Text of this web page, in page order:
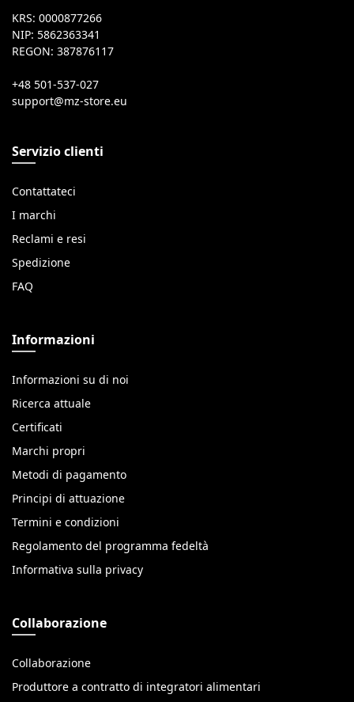
KRS: 0000877266
NIP: 5862363341
REGON: 387876117
+48 501-537-027
Servizio clienti
Contattateci
I marchi
Reclami e resi
Spedizione
FAQ
Informazioni
Informazioni su di noi
Ricerca attuale
Certificati
Marchi propri
Metodi di pagamento
Principi di attuazione
Termini e condizioni
Regolamento del programma fedeltà
Informativa sulla privacy
Collaborazione
Collaborazione
Produttore a contratto di integratori alimentari